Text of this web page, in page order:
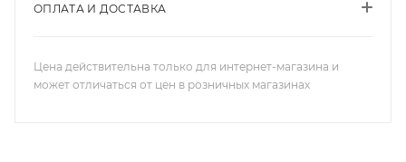
ОПЛАТА И ДОСТАВКА
Цена действительна только для интернет-магазина и
может отличаться от цен в розничных магазинах